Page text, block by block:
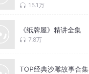
15.1万
《纸牌屋》精讲全集
7.8万
TOP经典沙雕故事合集